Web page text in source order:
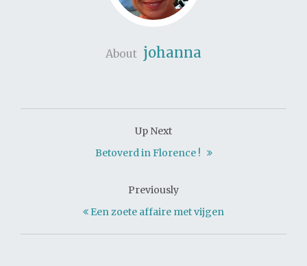
About johanna
Up Next
Betoverd in Florence !
Previously
Een zoete affaire met vijgen